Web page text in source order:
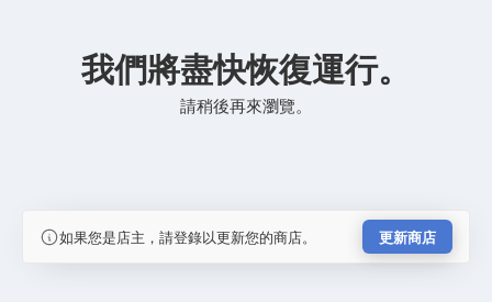
我們將盡快恢復運行。
請稍後再來瀏覽。
如果您是店主，請登錄以更新您的商店。 更新商店